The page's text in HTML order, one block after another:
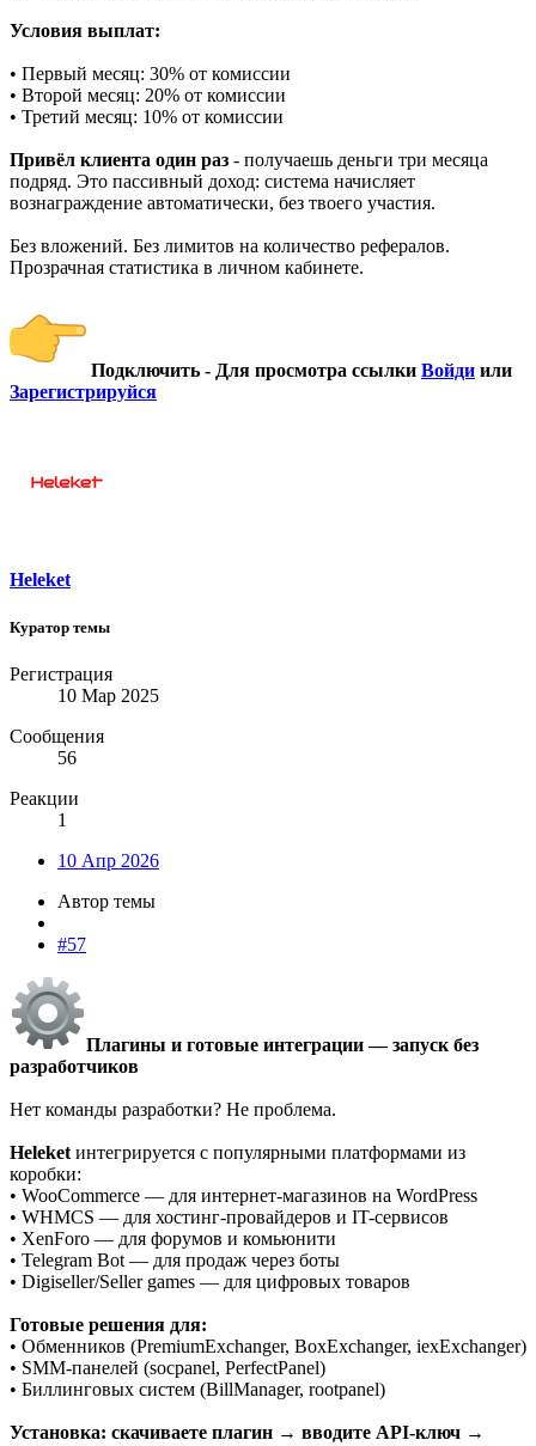
Условия выплат:
• Первый месяц: 30% от комиссии
• Второй месяц: 20% от комиссии
• Третий месяц: 10% от комиссии
Привёл клиента один раз - получаешь деньги три месяца
подряд. Это пассивный доход: система начисляет
вознаграждение автоматически, без твоего участия.
Без вложений. Без лимитов на количество рефералов.
Прозрачная статистика в личном кабинете.
Подключить - Для просмотра ссылки Войди или
Зарегистрируйся
Heleket
Куратор темы
Регистрация
10 Мар 2025
Сообщения
56
Реакции
1
10 Апр 2026
Автор темы
#57
Плагины и готовые интеграции — запуск без
разработчиков
Нет команды разработки? Не проблема.
Heleket интегрируется с популярными платформами из
коробки:
• WooCommerce — для интернет-магазинов на WordPress
• WHMCS — для хостинг-провайдеров и IT-сервисов
• XenForo — для форумов и комьюнити
• Telegram Bot — для продаж через боты
• Digiseller/Seller games — для цифровых товаров
Готовые решения для:
• Обменников (PremiumExchanger, BoxExchanger, iexExchanger)
• SMM-панелей (socpanel, PerfectPanel)
• Биллинговых систем (BillManager, rootpanel)
Установка: скачиваете плагин → вводите API-ключ →